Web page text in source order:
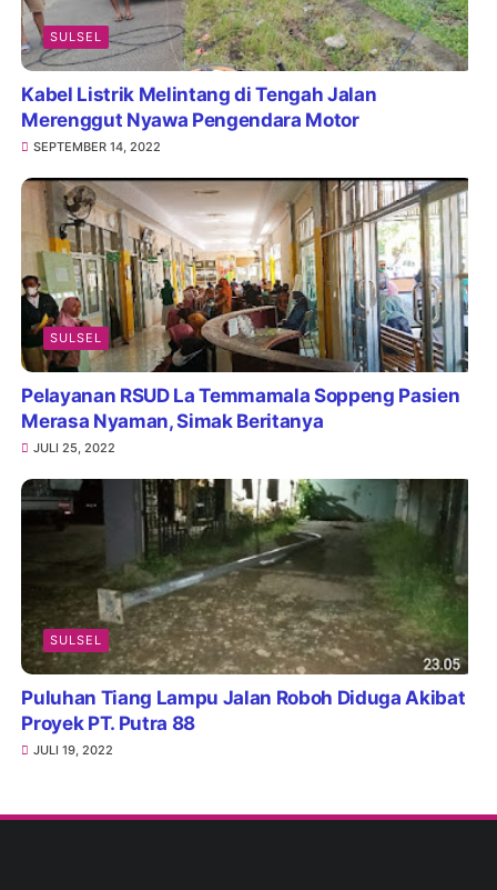
SULSEL
Kabel Listrik Melintang di Tengah Jalan
Merenggut Nyawa Pengendara Motor
SEPTEMBER 14, 2022
SULSEL
Pelayanan RSUD La Temmamala Soppeng Pasien
Merasa Nyaman, Simak Beritanya
JULI 25, 2022
SULSEL
Puluhan Tiang Lampu Jalan Roboh Diduga Akibat
Proyek PT. Putra 88
JULI 19, 2022